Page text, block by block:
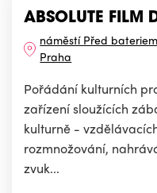
ABSOLUTE FILM
náměstí Před
Praha
Pořádání kulturních
zařízení sloužících
kulturně -
rozmnožování,
zvuk...